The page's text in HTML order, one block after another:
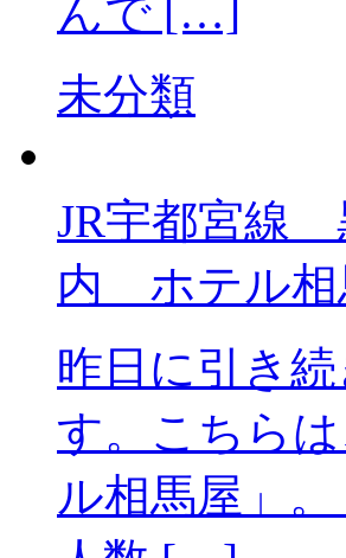
んで […]
未分類
JR宇都宮
内 ホテル相
昨日に引き
す。こちら
ル相馬屋」